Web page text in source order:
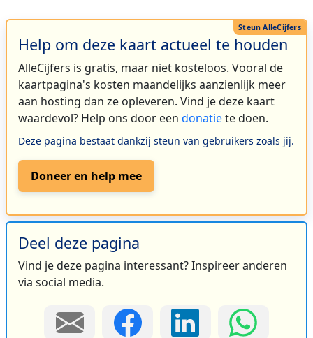
Help om deze kaart actueel te houden
AlleCijfers is gratis, maar niet kosteloos. Vooral de
kaartpagina's kosten maandelijks aanzienlijk meer
aan hosting dan ze opleveren. Vind je deze kaart
waardevol? Help ons door een donatiete doen.
Deze pagina bestaat dankzij steun van gebruikers zoals jij.
Doneer en help mee
Deel deze pagina
Vind je deze pagina interessant? Inspireer anderen
via social media.